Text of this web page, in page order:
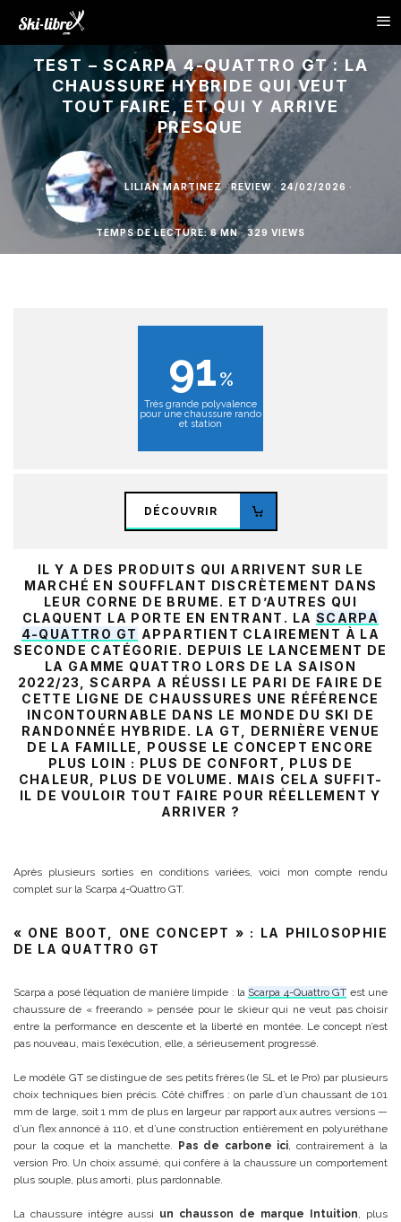
TEST – SCARPA 4-QUATTRO GT : LA
CHAUSSURE HYBRIDE QUI VEUT
TOUT FAIRE, ET QUI Y ARRIVE
PRESQUE
LILIAN MARTINEZ · REVIEW · 24/02/2026 ·
TEMPS DE LECTURE: 6 MN · 329 VIEWS
91
Très grande polyvalence
pour une chaussure rando
et station
DÉCOUVRIR
IL Y A DES PRODUITS QUI ARRIVENT SUR LE
MARCHÉ EN SOUFFLANT DISCRÈTEMENT DANS
LEUR CORNE DE BRUME. ET D’AUTRES QUI
CLAQUENT LA PORTE EN ENTRANT. LA SCARPA
4-QUATTRO GT APPARTIENT CLAIREMENT À LA
SECONDE CATÉGORIE. DEPUIS LE LANCEMENT DE
LA GAMME QUATTRO LORS DE LA SAISON
2022/23, SCARPA A RÉUSSI LE PARI DE FAIRE DE
CETTE LIGNE DE CHAUSSURES UNE RÉFÉRENCE
INCONTOURNABLE DANS LE MONDE DU SKI DE
RANDONNÉE HYBRIDE. LA GT, DERNIÈRE VENUE
DE LA FAMILLE, POUSSE LE CONCEPT ENCORE
PLUS LOIN : PLUS DE CONFORT, PLUS DE
CHALEUR, PLUS DE VOLUME. MAIS CELA SUFFIT-
IL DE VOULOIR TOUT FAIRE POUR RÉELLEMENT Y
ARRIVER ?
Après plusieurs sorties en conditions variées, voici mon compte rendu
complet sur la Scarpa 4-Quattro GT.
« ONE BOOT, ONE CONCEPT » : LA PHILOSOPHIE
DE LA QUATTRO GT
Scarpa a posé l’équation de manière limpide : la Scarpa 4-Quattro GT est une
chaussure de « freerando » pensée pour le skieur qui ne veut pas choisir
entre la performance en descente et la liberté en montée. Le concept n’est
pas nouveau, mais l’exécution, elle, a sérieusement progressé.
Le modèle GT se distingue de ses petits frères (le SL et le Pro) par plusieurs
choix techniques bien précis. Côté chiffres : on parle d’un chaussant de 101
mm de large, soit 1 mm de plus en largeur par rapport aux autres versions —
d’un flex annoncé à 110, et d’une construction entièrement en polyuréthane
pour la coque et la manchette.
Pas de carbone ici, contrairement à la
version Pro. Un choix assumé, qui confère à la chaussure un comportement
plus souple, plus amorti, plus pardonnable.
La chaussure intègre aussi un chausson de marque Intuition, plus